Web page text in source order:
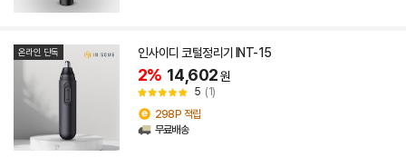
온라인 단독 인사이디 코털정리기 INT-15
2% 14,602원
5 (1)
298P 적립
무료배송